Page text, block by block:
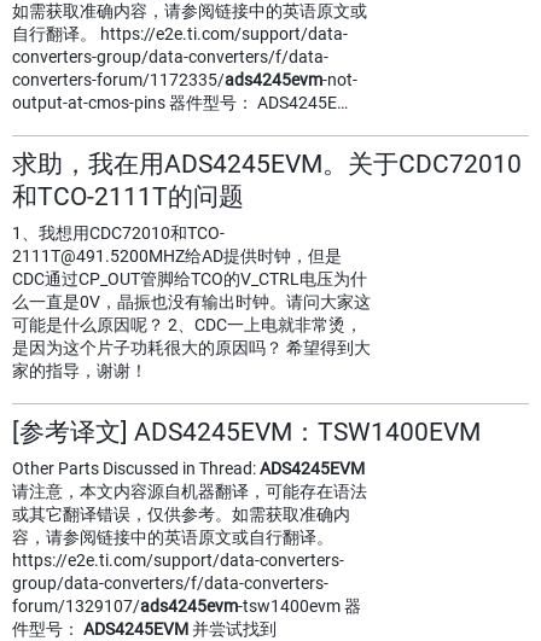
如需获取准确内容，请参阅链接中的英语原文或
自行翻译。 https://e2e.ti.com/support/data-
converters-group/data-converters/f/data-
converters-forum/1172335/ads4245evm-not-
output-at-cmos-pins 器件型号： ADS4245E…
求助，我在用ADS4245EVM。关于CDC72010
和TCO-2111T的问题
1、我想用CDC72010和TCO-
2111T@491.5200MHZ给AD提供时钟，但是
CDC通过CP_OUT管脚给TCO的V_CTRL电压为什
么一直是0V，晶振也没有输出时钟。请问大家这
可能是什么原因呢？ 2、CDC一上电就非常烫，
是因为这个片子功耗很大的原因吗？ 希望得到大
家的指导，谢谢！
[参考译文] ADS4245EVM：TSW1400EVM
Other Parts Discussed in Thread:ADS4245EVM
请注意，本文内容源自机器翻译，可能存在语法
或其它翻译错误，仅供参考。如需获取准确内
容，请参阅链接中的英语原文或自行翻译。
https://e2e.ti.com/support/data-converters-
group/data-converters/f/data-converters-
forum/1329107/ads4245evm-tsw1400evm 器
件型号： ADS4245EVM并尝试找到